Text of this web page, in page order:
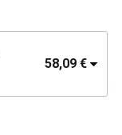
58,09 €